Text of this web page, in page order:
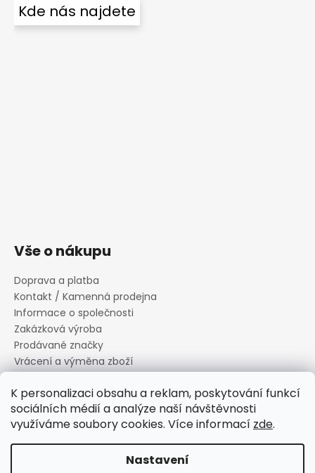
K personalizaci obsahu a reklam, poskytování funkcí
sociálních médií a analýze naší návštěvnosti
využíváme soubory cookies. Více informací zde.
Nastavení
Kde nás najdete
Vše o nákupu
Doprava a platba
Kontakt / Kamenná prodejna
Informace o společnosti
Zakázková výroba
Prodávané značky
Vrácení a výměna zboží
Informace o souborech cookies
Reklamační řád
Obchodní podmínky